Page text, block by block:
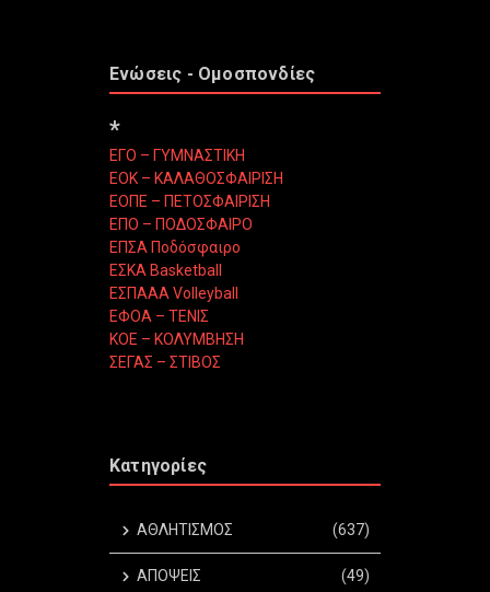
Ενώσεις - Ομοσπονδίες
*
ΕΓΟ – ΓΥΜΝΑΣΤΙΚΗ
ΕΟΚ – ΚΑΛΑΘΟΣΦΑΙΡΙΣΗ
ΕΟΠΕ – ΠΕΤΟΣΦΑΙΡΙΣΗ
ΕΠΟ – ΠΟΔΟΣΦΑΙΡΟ
ΕΠΣΑ Ποδόσφαιρο
ΕΣΚΑ Basketball
ΕΣΠΑΑΑ Volleyball
ΕΦΟΑ – ΤΕΝΙΣ
ΚΟΕ – ΚΟΛΥΜΒΗΣΗ
ΣΕΓΑΣ – ΣΤΙΒΟΣ
Κατηγορίες
ΑΘΛΗΤΙΣΜΟΣ (637)
ΑΠΟΨΕΙΣ (49)